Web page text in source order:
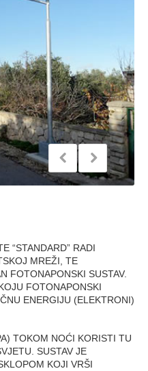
“STANDARD” RADI
MREŽI, TE
FOTONAPONSKI SUSTAV.
FOTONAPONSKI
ENERGIJU (ELEKTRONI)
TOKOM NOĆI KORISTI TU
SUSTAV JE
KOJI VRŠI